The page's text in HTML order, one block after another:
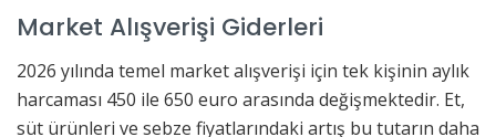
Market Alışverişi Giderleri
2026 yılında temel market alışverişi için tek kişinin aylık
harcaması 450 ile 650 euro arasında değişmektedir. Et,
süt ürünleri ve sebze fiyatlarındaki artış bu tutarın daha